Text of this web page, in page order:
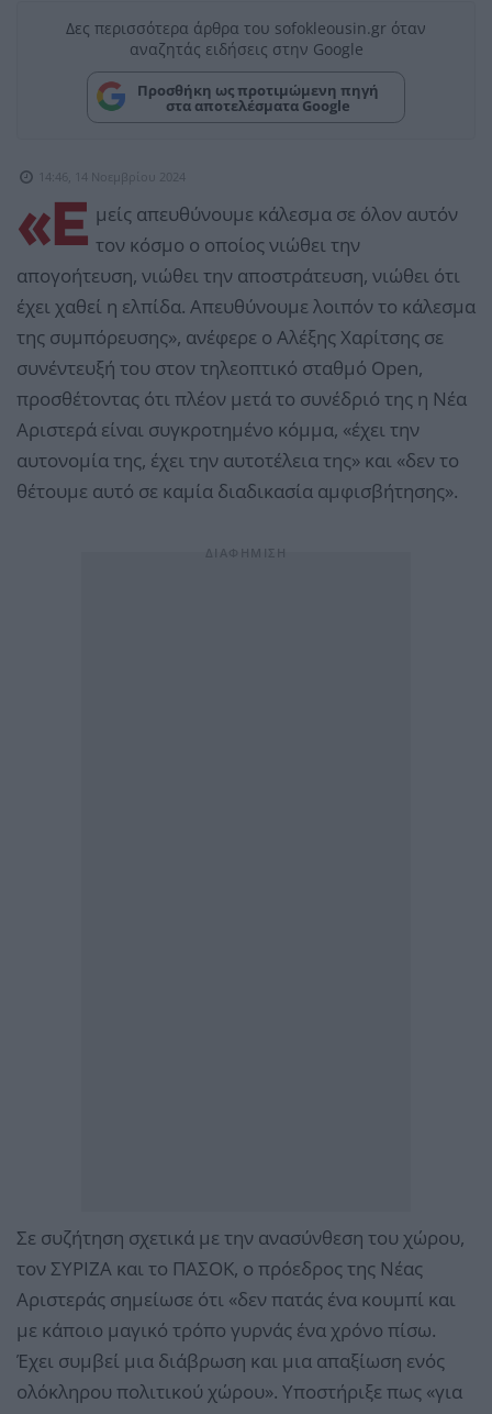
Δες περισσότερα άρθρα του sofokleousin.gr όταν
αναζητάς ειδήσεις στην Google
Προσθήκη ως προτιμώμενη πηγή
στα αποτελέσματα Google
14:46, 14 Νοεμβρίου 2024
«Ε μείς απευθύνουμε κάλεσμα σε όλον αυτόν
τον κόσμο ο οποίος νιώθει την
απογοήτευση, νιώθει την αποστράτευση, νιώθει ότι
έχει χαθεί η ελπίδα. Απευθύνουμε λοιπόν το κάλεσμα
της συμπόρευσης», ανέφερε ο Αλέξης Χαρίτσης σε
συνέντευξή του στον τηλεοπτικό σταθμό Open,
προσθέτοντας ότι πλέον μετά το συνέδριό της η Νέα
Αριστερά είναι συγκροτημένο κόμμα, «έχει την
αυτονομία της, έχει την αυτοτέλεια της» και «δεν το
θέτουμε αυτό σε καμία διαδικασία αμφισβήτησης».
Σε συζήτηση σχετικά με την ανασύνθεση του χώρου,
τον ΣΥΡΙΖΑ και το ΠΑΣΟΚ, ο πρόεδρος της Νέας
Αριστεράς σημείωσε ότι «δεν πατάς ένα κουμπί και
με κάποιο μαγικό τρόπο γυρνάς ένα χρόνο πίσω.
Έχει συμβεί μια διάβρωση και μια απαξίωση ενός
ολόκληρου πολιτικού χώρου». Υποστήριξε πως «για